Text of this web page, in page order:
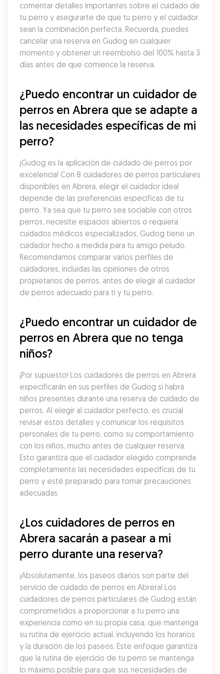
comentar detalles importantes sobre el cuidado de
tu perro y asegurarte de que tu perro y el cuidador
sean la combinación perfecta. Recuerda, puedes
cancelar una reserva en Gudog en cualquier
momento y obtener un reembolso del 100% hasta 3
días antes de que comience la reserva.
¿Puedo encontrar un cuidador de
perros en Abrera que se adapte a
las necesidades específicas de mi
perro?
¡Gudog es la aplicación de cuidado de perros por
excelencia! Con 8 cuidadores de perros particulares
disponibles en Abrera, elegir el cuidador ideal
depende de las preferencias específicas de tu
perro. Ya sea que tu perro sea sociable con otros
perros, necesite espacios abiertos o requiera
cuidados médicos especializados, Gudog tiene un
cuidador hecho a medida para tu amigo peludo.
Recomendamos comparar varios perfiles de
cuidadores, incluidas las opiniones de otros
propietarios de perros, antes de elegir al cuidador
de perros adecuado para ti y tu perro.
¿Puedo encontrar un cuidador de
perros en Abrera que no tenga
niños?
¡Por supuesto! Los cuidadores de perros en Abrera
especificarán en sus perfiles de Gudog si habrá
niños presentes durante una reserva de cuidado de
perros. Al elegir al cuidador perfecto, es crucial
revisar estos detalles y comunicar los requisitos
personales de tu perro, como su comportamiento
con los niños, mucho antes de cualquier reserva.
Esto garantiza que el cuidador elegido comprenda
completamente las necesidades específicas de tu
perro y esté preparado para tomar precauciones
adecuadas.
¿Los cuidadores de perros en
Abrera sacarán a pasear a mi
perro durante una reserva?
¡Absolutamente, los paseos diarios son parte del
servicio de cuidado de perros en Abrera! Los
cuidadores de perros particulares de Gudog están
comprometidos a proporcionar a tu perro una
experiencia como en su propia casa, que mantenga
su rutina de ejercicio actual, incluyendo los horarios
y la duración de los paseos. Este enfoque garantiza
que la rutina de ejercicio de tu perro se mantenga
lo máximo posible para que sus necesidades de